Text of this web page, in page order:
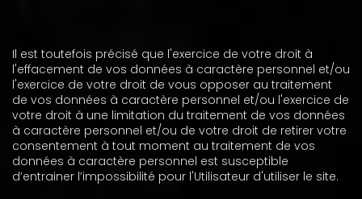
Il est toutefois précisé que l'exercice de votre droit à
l'effacement de vos données à caractère personnel et/ou
l'exercice de votre droit de vous opposer au traitement
de vos données à caractère personnel et/ou l'exercice de
votre droit à une limitation du traitement de vos données
à caractère personnel et/ou de votre droit de retirer votre
consentement à tout moment au traitement de vos
données à caractère personnel est susceptible
d’entrainer l’impossibilité pour l'Utilisateur d'utiliser le site.